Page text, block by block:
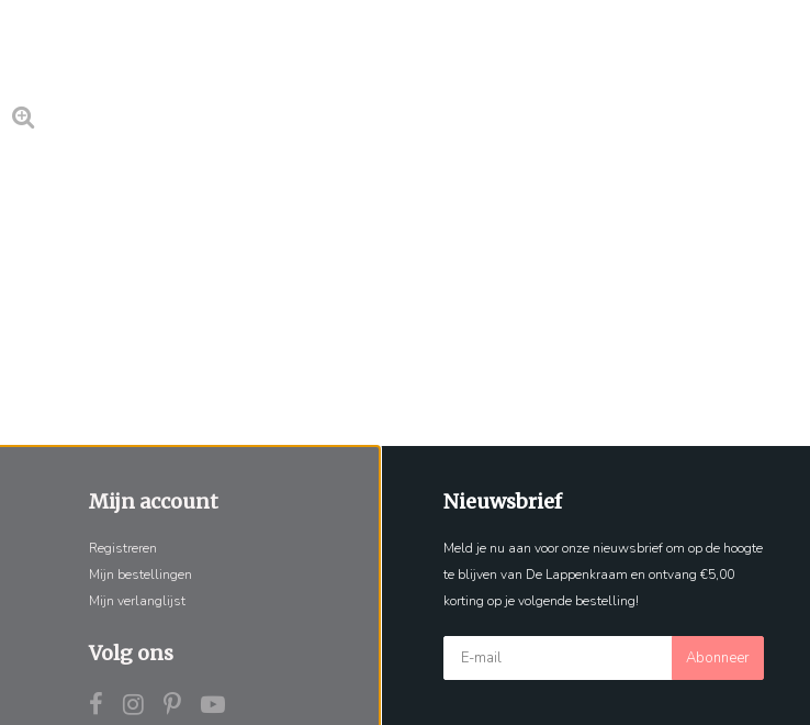
Mijn account
Registreren
Mijn bestellingen
Mijn verlanglijst
Volg ons
Nieuwsbrief
Meld je nu aan voor onze nieuwsbrief om op de hoogte
te blijven van De Lappenkraam en ontvang €5,00
korting op je volgende bestelling!
Abonneer